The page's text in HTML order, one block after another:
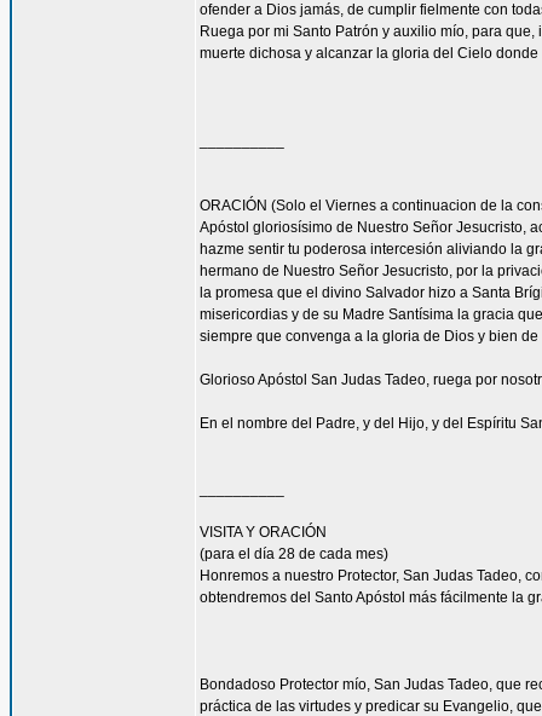
ofender a Dios jamás, de cumplir fielmente con
Ruega por mi Santo Patrón y auxilio mío, para
muerte dichosa y alcanzar la gloria del Cielo
ORACIÓN (Solo el Viernes a continuacion de la
Apóstol gloriosísimo de Nuestro Señor Jesucristo,
hazme sentir tu poderosa intercesión aliviando la
hermano de Nuestro Señor Jesucristo, por la
la promesa que el divino Salvador hizo a Santa
misericordias y de su Madre Santísima la gracia
siempre que convenga a la gloria de Dios y bien de
Glorioso Apóstol San Judas Tadeo, ruega por
En el nombre del Padre, y del Hijo, y del Espíritu
VISITA Y ORACIÓN
(para el día 28 de cada mes)
Honremos a nuestro Protector, San Judas Tadeo,
obtendremos del Santo Apóstol más fácilmente la
Bondadoso Protector mío, San Judas Tadeo, que
práctica de las virtudes y predicar su Evangelio,